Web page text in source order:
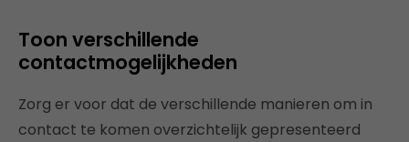
Toon verschillende
contactmogelijkheden
Zorg er voor dat de verschillende manieren om in
contact te komen overzichtelijk gepresenteerd